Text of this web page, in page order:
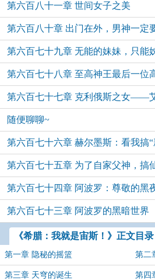
第六百八十一章 世间女子之美
第六百八十章 出门在外，男神一定
第六百七十九章 无能的妹妹，只能
第六百七十八章 至高神王最后一位
第六百七十七章 克利俄斯之女——
随便聊聊~
第六百七十六章 赫尔墨斯：看我搞
票~）
第六百七十五章 为了自家父神，搞
第六百七十四章 阿波罗：尊敬的黑
第六百七十三章 阿波罗的黑暗世界
《希腊：我就是宙斯！》正文目录
第一章 隐秘的摇篮 第二
第三章 天穹的诞生 第四